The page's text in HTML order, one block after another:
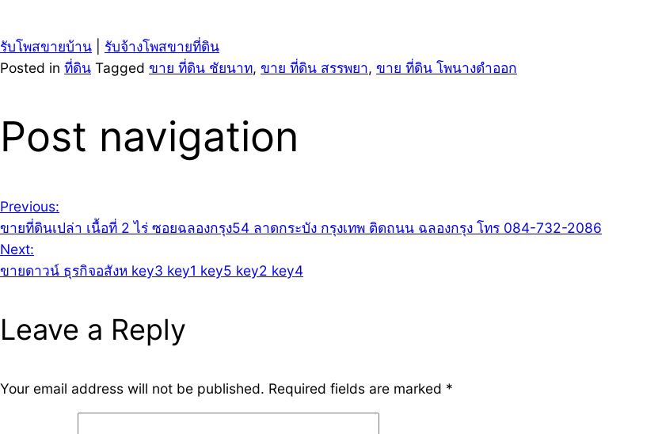
รับโพสขายบ้าน
รับจ้างโพสขายที่ดิน
Posted in ที่ดิน Tagged ขาย ที่ดิน ชัยนาท, ขาย ที่ดิน สรรพยา, ขาย ที่ดิน โพนางดำออก
Post navigation
Previous:
ขายที่ดินเปล่า เนื้อที่ 2 ไร่ ซอยฉลองกรุง54 ลาดกระบัง กรุงเทพ ติดถนน ฉลองกรุง โทร 084-732-2086
Next:
ขายดาวน์ ธุรกิจอสังห key3 key1 key5 key2 key4
Leave a Reply
Your email address will not be published. Required fields are marked *